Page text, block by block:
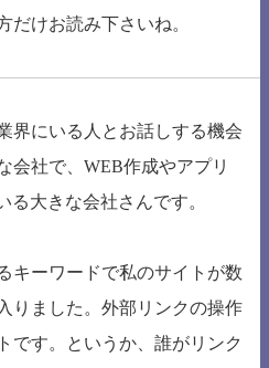
だけお読み下さいね。
界にいる人とお話しする機会
会社で、WEB作成やアプリ
る大きな会社さんです。
キーワードで私のサイトが数
りました。外部リンクの操作
です。というか、誰がリンク